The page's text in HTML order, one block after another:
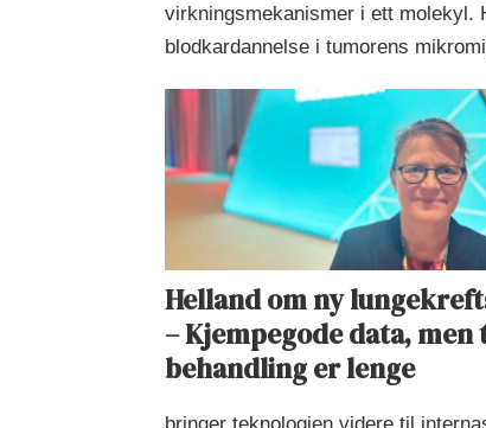
virkningsmekanismer i ett molekyl.
blodkardannelse i tumorens
Helland om ny
– Kjempegode data, men
behandling er lenge
bringer teknologien videre til